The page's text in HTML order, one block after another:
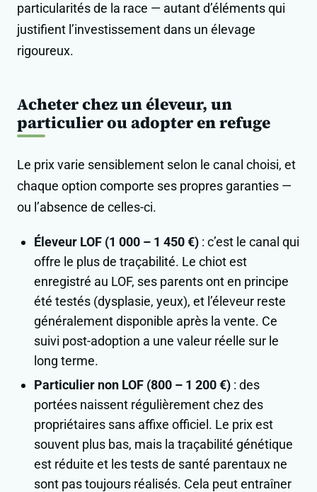
particularités de la race — autant d’éléments qui
justifient l’investissement dans un élevage
rigoureux.
Acheter chez un éleveur, un
particulier ou adopter en refuge
Le prix varie sensiblement selon le canal choisi, et
chaque option comporte ses propres garanties —
ou l’absence de celles-ci.
Éleveur LOF (1 000 – 1 450 €) : c’est le canal qui
offre le plus de traçabilité. Le chiot est
enregistré au LOF, ses parents ont en principe
été testés (dysplasie, yeux), et l’éleveur reste
généralement disponible après la vente. Ce
suivi post-adoption a une valeur réelle sur le
long terme.
Particulier non LOF (800 – 1 200 €) : des
portées naissent régulièrement chez des
propriétaires sans affixe officiel. Le prix est
souvent plus bas, mais la traçabilité génétique
est réduite et les tests de santé parentaux ne
sont pas toujours réalisés. Cela peut entraîner